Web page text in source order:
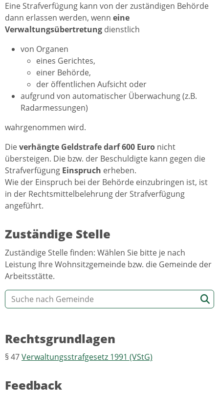
Eine Strafverfügung kann von der zuständigen Behörde
dann erlassen werden, wenn eine
Verwaltungsübertretung dienstlich
von Organen
eines Gerichtes,
einer Behörde,
der öffentlichen Aufsicht oder
aufgrund von automatischer Überwachung (z.B.
Radarmessungen)
wahrgenommen wird.
Dieverhängte Geldstrafe darf 600 Euro nicht
übersteigen. Die bzw. der Beschuldigte kann gegen die
Strafverfügung Einspruch erheben.
Wie der Einspruch bei der Behörde einzubringen ist, ist
in der Rechtsmittelbelehrung der Strafverfügung
angeführt.
Zuständige Stelle
Zuständige Stelle finden: Wählen Sie bitte je nach
Leistung Ihre Wohnsitzgemeinde bzw. die Gemeinde der
Arbeitsstätte.
Rechtsgrundlagen
§ 47Verwaltungsstrafgesetz 1991 (VStG)
Feedback